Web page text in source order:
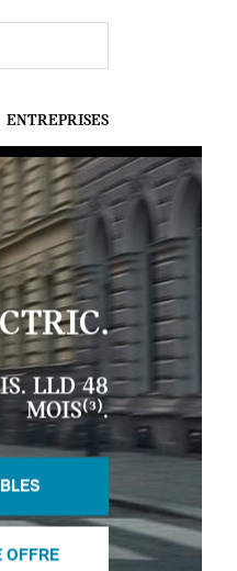
ENTREPRISES
LLD 48
MOIS⁽³⁾.
OFFRE